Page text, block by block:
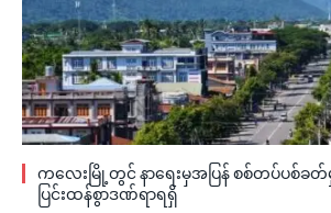
ကလေးမြို့တွင် နာရေးမှအပြန် စစ်တပ်ပစ်ခတ်
ပြင်းထန်စွာဒဏ်ရာရရှိ